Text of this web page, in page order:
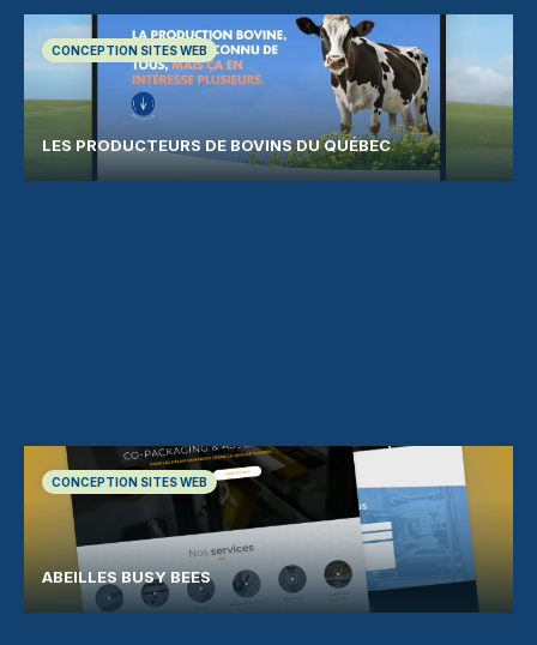
CONCEPTION SITES WEB
LES PRODUCTEURS DE BOVINS DU QUÉBEC
CONCEPTION SITES WEB
ABEILLES BUSY BEES